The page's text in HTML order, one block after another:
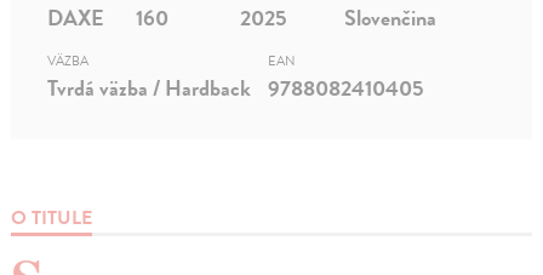
O TITULE
DAXE 160 2025 Slovenčina
VÄZBA
Tvrdá väzba / Hardback
EAN
9788082410405